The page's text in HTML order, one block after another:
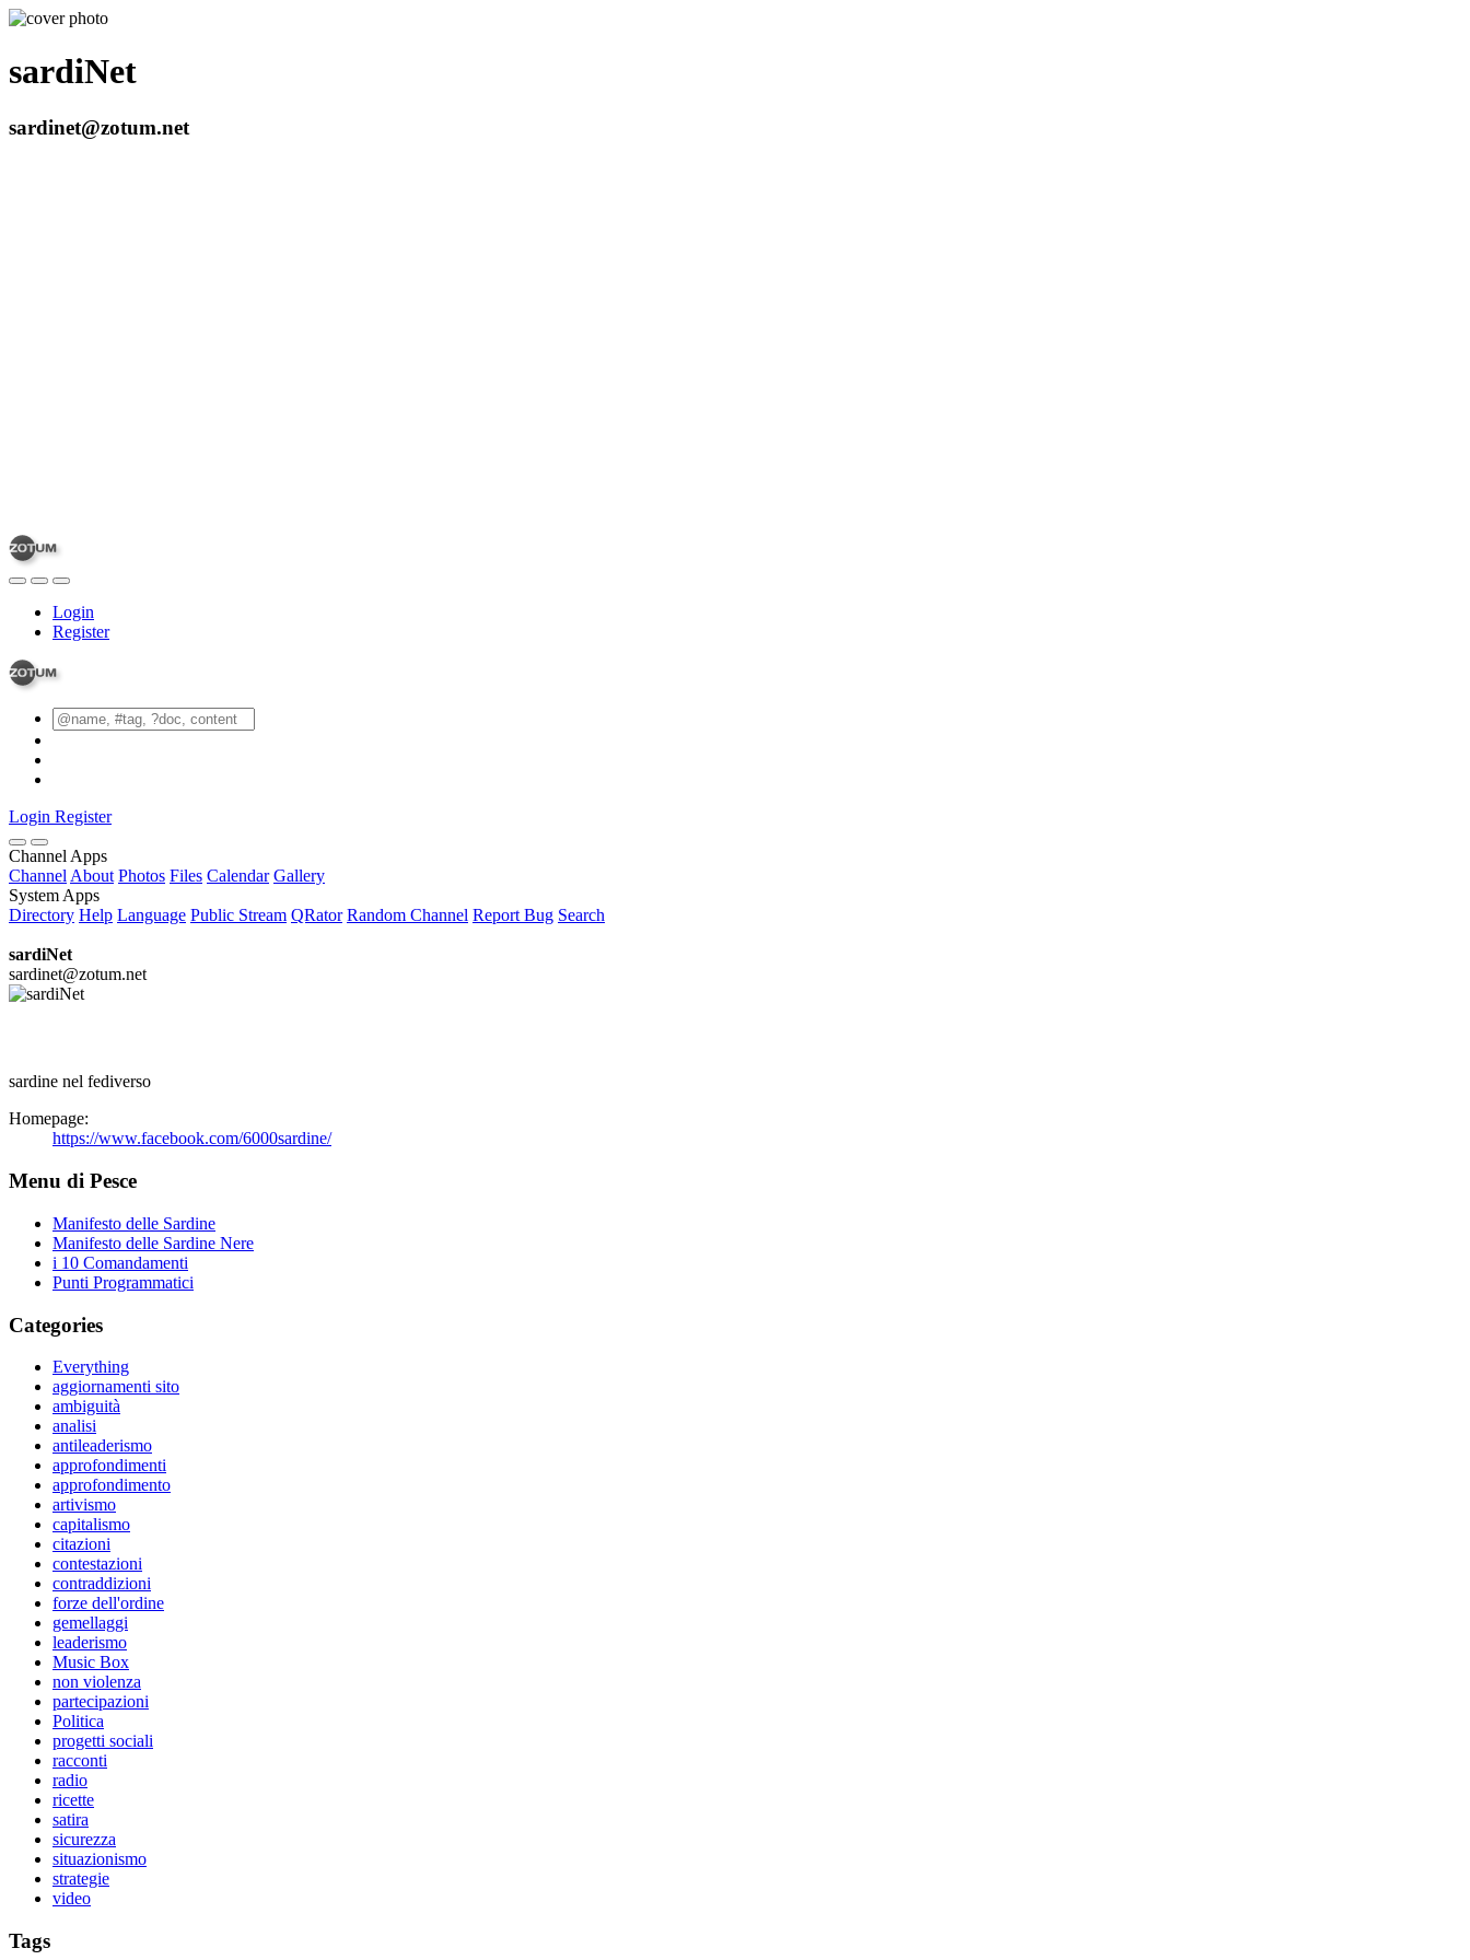
sardiNet
sardinet@zotum.net
Login
Register
Login Register
Channel Apps
Channel About Photos Files Calendar Gallery
System Apps
Directory Help Language Public Stream QRator Random Channel Report Bug Search
sardiNet
sardinet@zotum.net
sardine nel fediverso
Homepage:
https://www.facebook.com/6000sardine/
Menu di Pesce
Manifesto delle Sardine
Manifesto delle Sardine Nere
i 10 Comandamenti
Punti Programmatici
Categories
Everything
aggiornamenti sito
ambiguità
analisi
antileaderismo
approfondimenti
approfondimento
artivismo
capitalismo
citazioni
contestazioni
contraddizioni
forze dell'ordine
gemellaggi
leaderismo
Music Box
non violenza
partecipazioni
Politica
progetti sociali
racconti
radio
ricette
satira
sicurezza
situazionismo
strategie
video
Tags